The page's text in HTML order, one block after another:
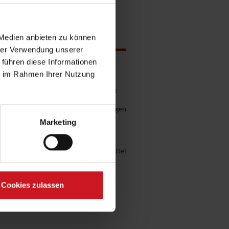
anbieten zu können
Verwendung unserer
diese Informationen
Rahmen Ihrer Nutzung
Marketing
Cookies zulassen
Beschichtungsstoff, der durch
der Saugfähigkeit stark
enthalten, die auf den jeweiligen
Bei mineralischen
und eventuell gleichzeitig das
um das Imprägniermittel